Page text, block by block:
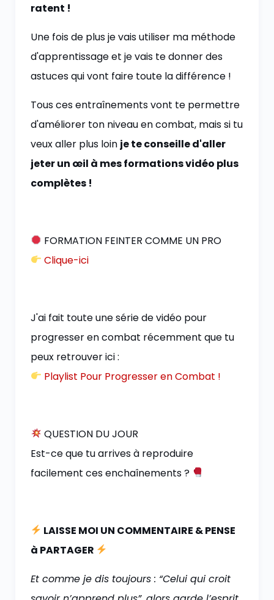
ratent !
Une fois de plus je vais utiliser ma méthode
d'apprentissage et je vais te donner des
astuces qui vont faire toute la différence !
Tous ces entraînements vont te permettre
d'améliorer ton niveau en combat, mais si tu
veux aller plus loin je te conseille d'aller
jeter un œil à mes formations vidéo plus
complètes !
FORMATION FEINTER COMME UN PRO
Clique-ici
J'ai fait toute une série de vidéo pour
progresser en combat récemment que tu
peux retrouver ici :
Playlist Pour Progresser en Combat !
QUESTION DU JOUR
Est-ce que tu arrives à reproduire
facilement ces enchaînements ?
LAISSE MOI UN COMMENTAIRE & PENSE
à PARTAGER
Et comme je dis toujours : “Celui qui croit